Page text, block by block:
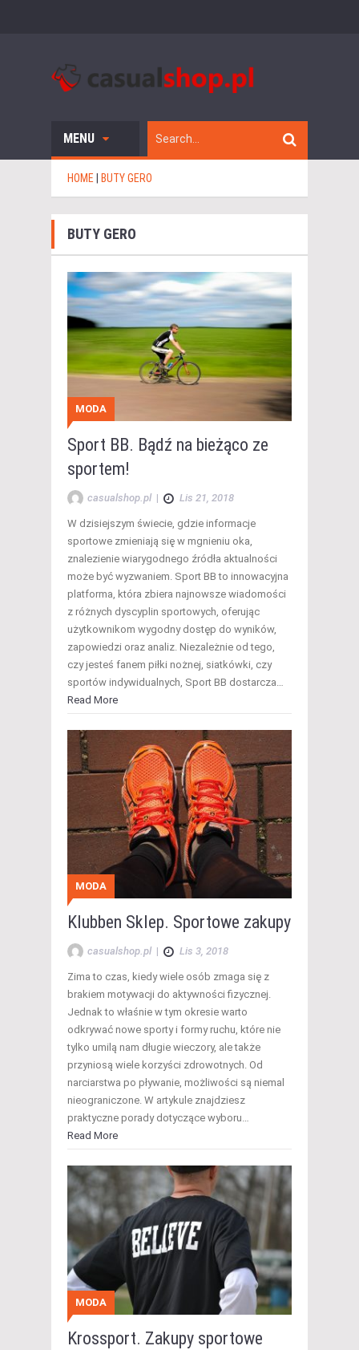
MENU
HOME BUTY GERO
BUTY GERO
MODA
Sport BB. Bądź na bieżąco ze
sportem!
casualshop.pl | Lis 21, 2018
W dzisiejszym świecie, gdzie informacje
sportowe zmieniają się w mgnieniu oka,
znalezienie wiarygodnego źródła aktualności
może być wyzwaniem. Sport BB to innowacyjna
platforma, która zbiera najnowsze wiadomości
z różnych dyscyplin sportowych, oferując
użytkownikom wygodny dostęp do wyników,
zapowiedzi oraz analiz. Niezależnie od tego,
czy jesteś fanem piłki nożnej, siatkówki, czy
sportów indywidualnych, Sport BB dostarcza…
Read More
MODA
Klubben Sklep. Sportowe zakupy
casualshop.pl | Lis 3, 2018
Zima to czas, kiedy wiele osób zmaga się z
brakiem motywacji do aktywności fizycznej.
Jednak to właśnie w tym okresie warto
odkrywać nowe sporty i formy ruchu, które nie
tylko umilą nam długie wieczory, ale także
przyniosą wiele korzyści zdrowotnych. Od
narciarstwa po pływanie, możliwości są niemal
nieograniczone. W artykule znajdziesz
praktyczne porady dotyczące wyboru…
Read More
MODA
Krossport. Zakupy sportowe